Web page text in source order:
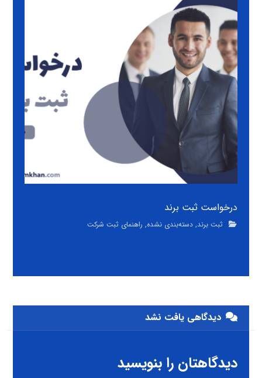
درخواست ثبت برند
ثبت برند,دسته‌بندی نشده, راهنمای ثبت شرکت
دیدگاهی یافت نشد
دیدگاهتان را بنویسید